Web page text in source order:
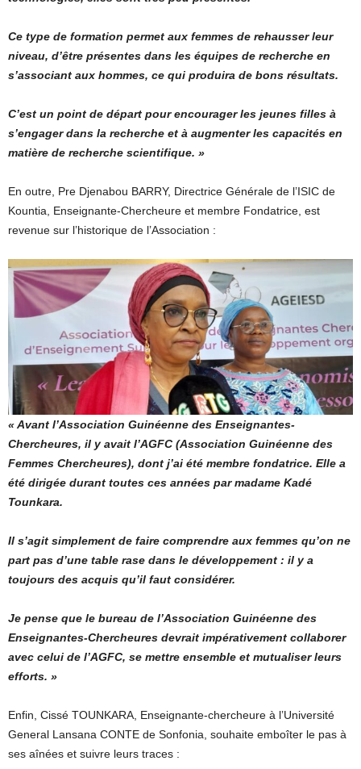
Ce type de formation permet aux femmes de rehausser leur
niveau, d’être présentes dans les équipes de recherche en
s’associant aux hommes, ce qui produira de bons résultats.
C’est un point de départ pour encourager les jeunes filles à
s’engager dans la recherche et à augmenter les capacités en
matière de recherche scientifique. »
En outre, Pre Djenabou BARRY, Directrice Générale de l’ISIC de
Kountia, Enseignante-Chercheure et membre Fondatrice, est
revenue sur l’historique de l’Association :
« Avant l’Association Guinéenne des Enseignantes-
Chercheures, il y avait l’AGFC (Association Guinéenne des
Femmes Chercheures), dont j’ai été membre fondatrice. Elle a
été dirigée durant toutes ces années par madame Kadé
Tounkara.
Il s’agit simplement de faire comprendre aux femmes qu’on ne
part pas d’une table rase dans le développement : il y a
toujours des acquis qu’il faut considérer.
Je pense que le bureau de l’Association Guinéenne des
Enseignantes-Chercheures devrait impérativement collaborer
avec celui de l’AGFC, se mettre ensemble et mutualiser leurs
efforts. »
Enfin, Cissé TOUNKARA, Enseignante-chercheure à l’Université
General Lansana CONTE de Sonfonia, souhaite emboîter le pas à
ses aînées et suivre leurs traces :